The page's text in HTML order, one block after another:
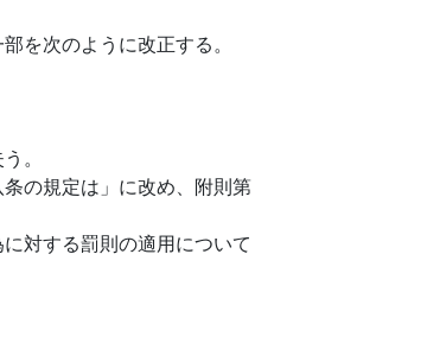
を次のように改正する。
。
の規定は」に改め、附則第
対する罰則の適用について